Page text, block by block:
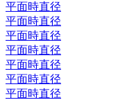
平面時直径
平面時直径
平面時直径
平面時直径
平面時直径
平面時直径
平面時直径